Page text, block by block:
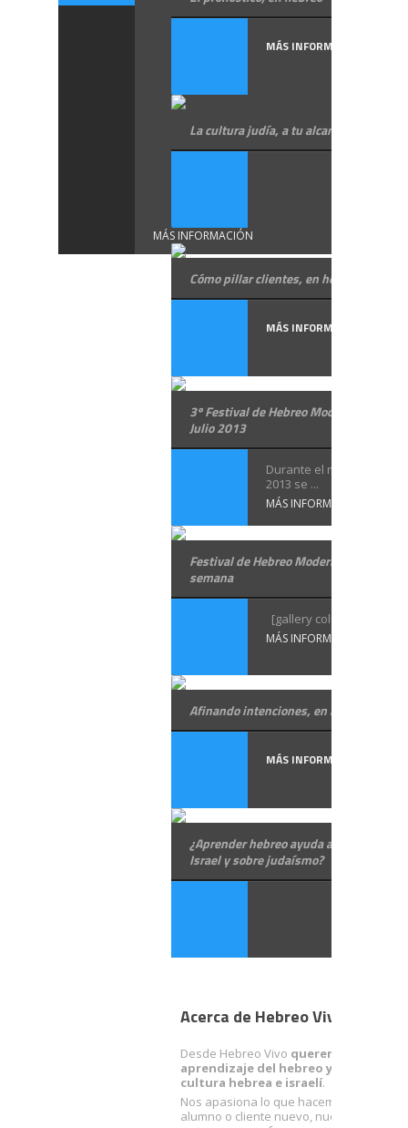
MÁS INFORMACIÓN
La cultura judía, a tu alcance
MÁS INFORMACIÓN
Cómo pillar clientes, en hebreo
MÁS INFORMACIÓN
3º Festival de Hebreo Moderno en
Julio 2013
Durante el mes de en
2013 se ...
MÁS INFORMACIÓN
Festival de Hebreo Moderno: segunda
semana
[gallery columns="4" ...
MÁS INFORMACIÓN
Afinando intenciones, en hebreo
MÁS INFORMACIÓN
¿Aprender hebreo ayuda a saber sobre
Israel y sobre judaísmo?
Acerca de Hebreo Vivo
Desde Hebreo Vivo queremos
aprendizaje del hebreo y acercarte a
cultura hebrea e israelí.
Nos apasiona lo que hacemos. Con
alumno o cliente nuevo, nuestra ilusión